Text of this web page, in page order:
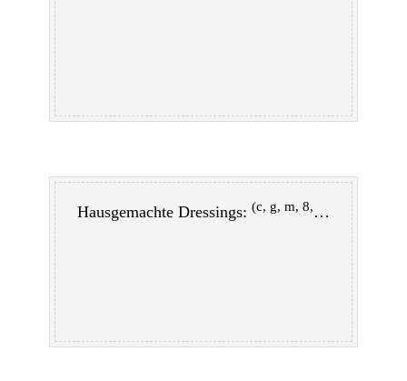
Hausgemachte Dressings: (c, g, m, 8, 11)